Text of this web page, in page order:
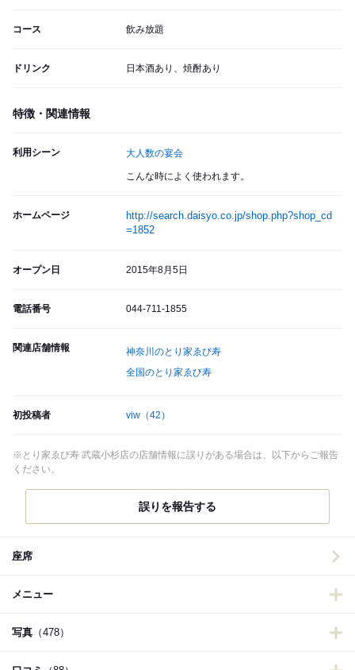
コース 飲み放題
ドリンク 日本酒あり、焼酎あり
特徴・関連情報
利用シーン 大人数の宴会
こんな時によく使われます。
ホームページ
http://search.daisyo.co.jp/shop.php?shop_cd
=1852
オープン日 2015年8月5日
電話番号 044-711-1855
関連店舗情報
神奈川のとり家ゑび寿
全国のとり家ゑび寿
初投稿者 viw （42）
※とり家ゑび寿 武蔵小杉店の店舗情報に誤りがある場合は、以下からご報告
ください。
誤りを報告する
座席
メニュー
写真 （478）